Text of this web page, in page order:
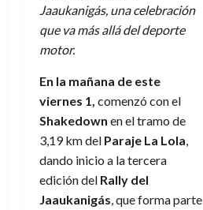
Jaaukanigás, una celebración
que va más allá del deporte
motor.
En la mañana de este
viernes 1, comenzó con el
Shakedown en el tramo de
3,19 km del Paraje La Lola
dando inicio a la tercera
edición del Rally del
Jaaukanigás , que forma parte